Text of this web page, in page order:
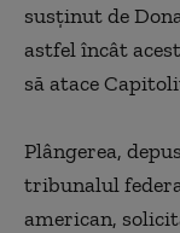
susţinut de
astfel încât
să atace
Plângerea,
tribunalul
american,